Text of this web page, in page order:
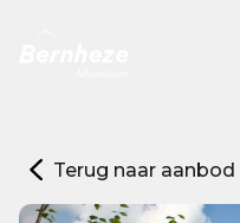
Terug naar aanbod